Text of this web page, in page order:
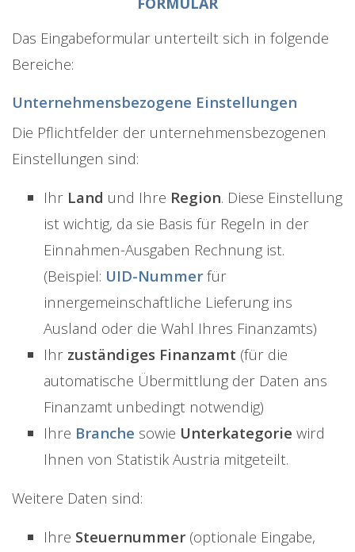
Das Eingabeformular unterteilt sich in folgende
Bereiche:
Unternehmensbezogene Einstellungen
Die Pflichtfelder der unternehmensbezogenen
Einstellungen sind:
Ihr Land und Ihre Region. Diese Einstellung
ist wichtig, da sie Basis für Regeln in der
Einnahmen-Ausgaben Rechnung ist.
(Beispiel: UID-Nummer für
innergemeinschaftliche Lieferung ins
Ausland oder die Wahl Ihres Finanzamts)
Ihr zuständiges Finanzamt (für die
automatische Übermittlung der Daten ans
Finanzamt unbedingt notwendig)
Ihre Branche sowie Unterkategorie wird
Ihnen von Statistik Austria mitgeteilt.
Weitere Daten sind:
Ihre Steuernummer (optionale Eingabe,